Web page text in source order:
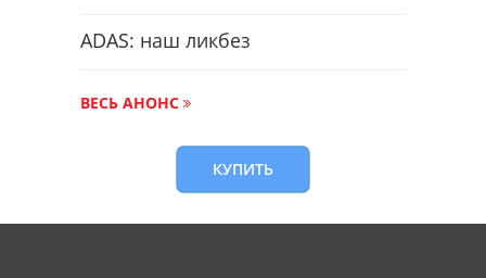
ADAS: наш ликбез
ВЕСЬ АНОНС
КУПИТЬ